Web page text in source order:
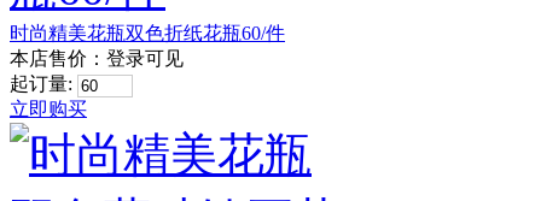
时尚精美花瓶双色折纸花瓶60/件
本店售价： 登录可见
起订量:
立即购买